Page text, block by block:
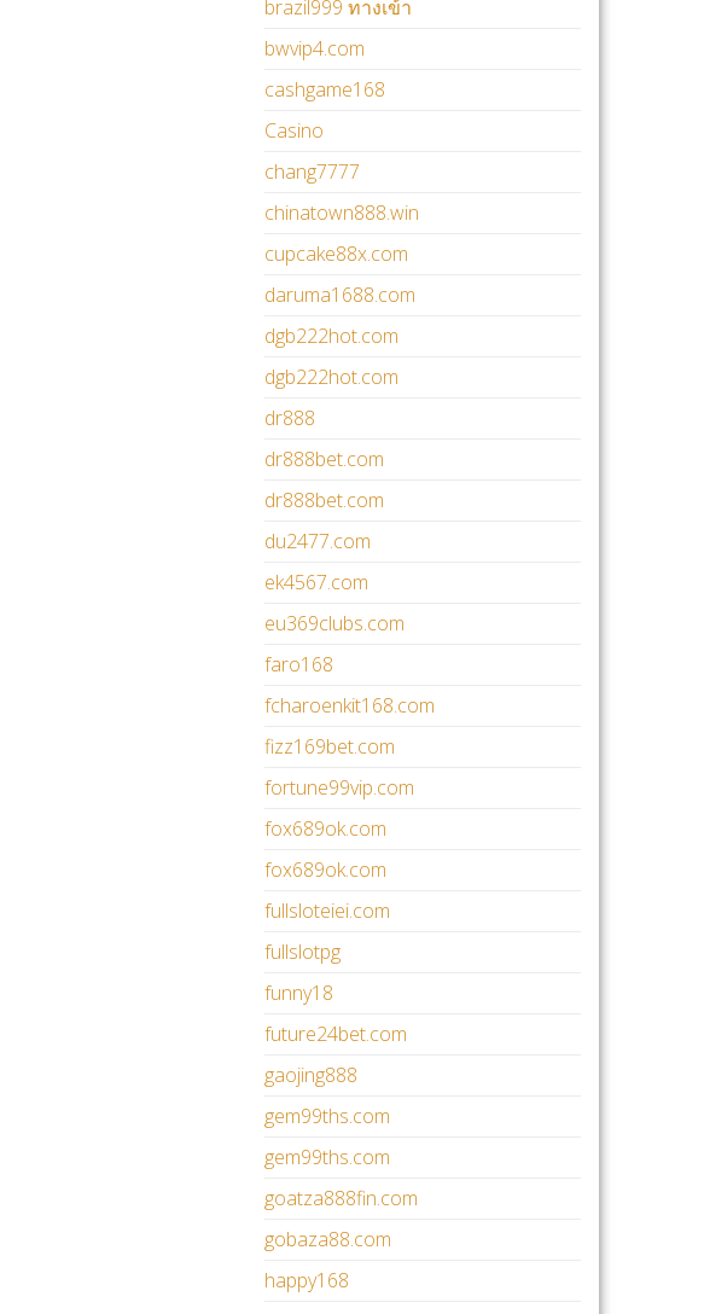
brazil999 ทางเข้า
bwvip4.com
cashgame168
Casino
chang7777
chinatown888.win
cupcake88x.com
daruma1688.com
dgb222hot.com
dgb222hot.com
dr888
dr888bet.com
dr888bet.com
du2477.com
ek4567.com
eu369clubs.com
faro168
fcharoenkit168.com
fizz169bet.com
fortune99vip.com
fox689ok.com
fox689ok.com
fullsloteiei.com
fullslotpg
funny18
future24bet.com
gaojing888
gem99ths.com
gem99ths.com
goatza888fin.com
gobaza88.com
happy168